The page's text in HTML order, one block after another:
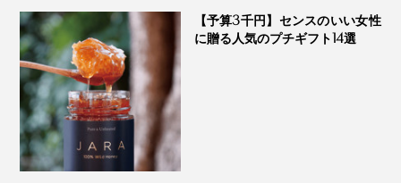
【予算3千円】センスのいい女性
に贈る人気のプチギフト14選